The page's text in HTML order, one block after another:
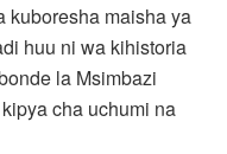
kuboresha maisha ya
huu ni wa kihistoria
la Msimbazi
cha uchumi na